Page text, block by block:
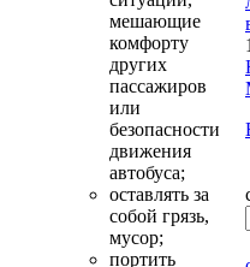
мешающие
комфорту
других
пассажиров
или
безопасности
движения
автобуса;
оставлять за
собой грязь,
мусор;
портить